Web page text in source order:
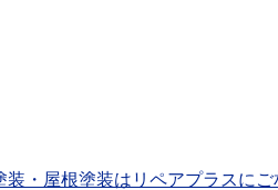
・屋根塗装はリペアプラスに